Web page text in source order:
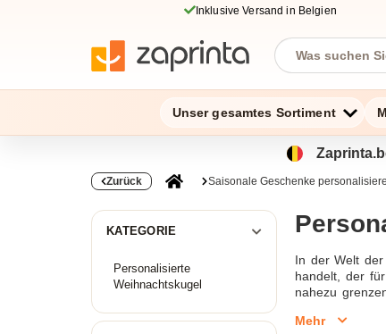
Inklusive Versand in Belgien
Unser gesamtes Sortiment
Zurück Saisonale Geschenke
KATEGORIE
Personalisierte
Weihnachtskugel
In der Welt
handelt, der
nahezu
Geschenk für
Mehr